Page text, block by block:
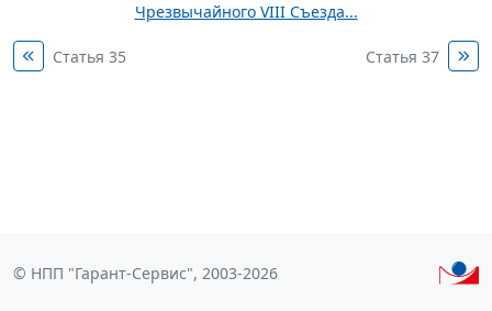
Чрезвычайного VIII Съезда...
Статья 35 Статья 37
© НПП "Гарант-Сервис", 2003-2026